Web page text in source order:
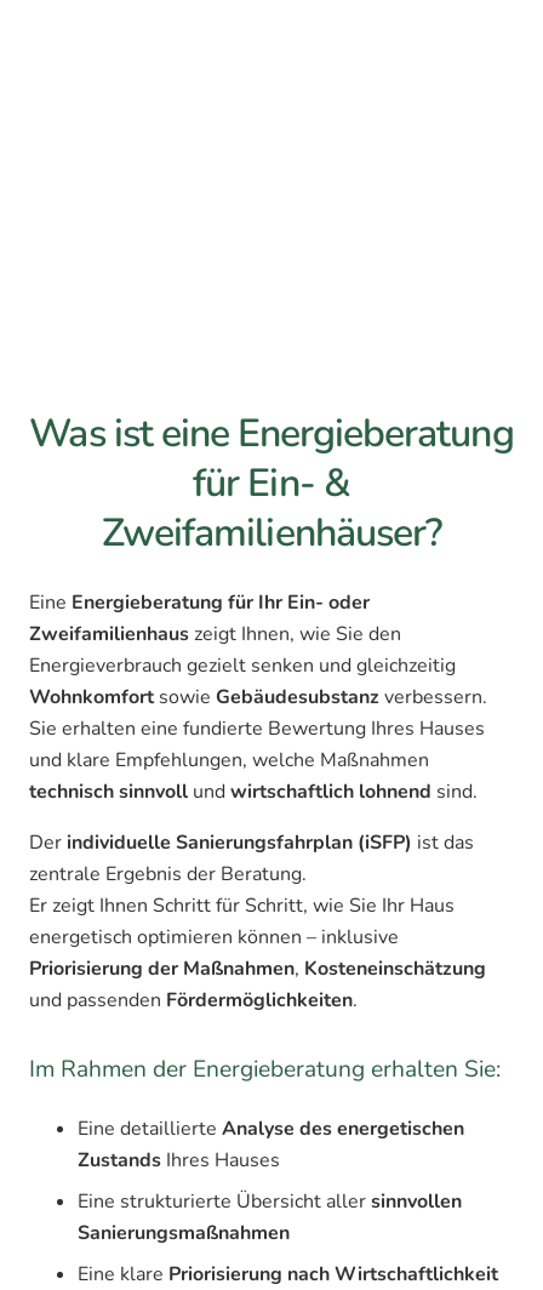
Was ist eine Energieberatung
für Ein- &
Zweifamilienhäuser?
Eine Energieberatung für Ihr Ein- oder
Zweifamilienhaus zeigt Ihnen, wie Sie den
Energieverbrauch gezielt senken und gleichzeitig
Wohnkomfortsowie Gebäudesubstanzverbessern.
Sie erhalten eine fundierte Bewertung Ihres Hauses
und klare Empfehlungen, welche Maßnahmen
technisch sinnvoll und wirtschaftlich lohnend sind.
Der individuelle Sanierungsfahrplan (iSFP) ist das
zentrale Ergebnis der Beratung.
Er zeigt Ihnen Schritt für Schritt, wie Sie Ihr Haus
energetisch optimieren können – inklusive
Priorisierung der Maßnahmen, Kosteneinschätzung
und passenden Fördermöglichkeiten.
Im Rahmen der Energieberatung erhalten Sie:
Eine detaillierte Analyse des energetischen
Zustands Ihres Hauses
Eine strukturierte Übersicht allersinnvollen
Sanierungsmaßnahmen
Eine klare Priorisierung nach Wirtschaftlichkeit